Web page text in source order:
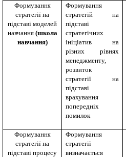
Формування
стратегії на
підставі моделей
навчання (школа
навчання)
Формування
стратегій на
підставі
стратегічних
ініціатив на
різних рівнях
менеджменту,
розвиток
стратегії на
підставі
врахування
попередніх
помилок
Формування
стратегії на
підставі процесу
Формування
стратегії
визначається